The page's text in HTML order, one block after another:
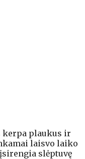
kerpa plaukus ir
laisvo laiko
slėptuvę